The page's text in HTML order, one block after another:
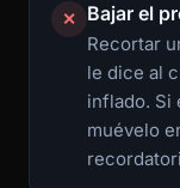
✕ Bajar el
Recortar
le dice al
inflado. Si
muévelo